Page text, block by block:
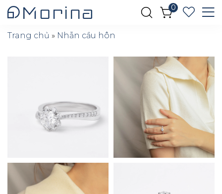
0
Trang chủ » Nhẫn cầu hôn